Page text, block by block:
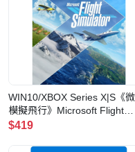
WIN10/XBOX Series X|S《
模擬飛行》Microsoft Flight
Simulator(數位標準版)
$419